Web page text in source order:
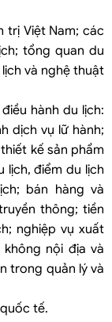
trị Việt Nam; các
tổng quan du
và nghệ thuật
hành du lịch:
dịch vụ lữ hành;
kế sản phẩm
lịch, điểm du lịch
bán hàng và
thông; tiền
nghiệp vụ xuất
nội địa và
trong quản lý và
tế.